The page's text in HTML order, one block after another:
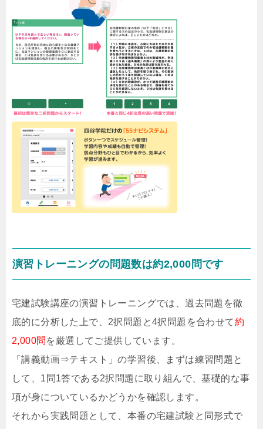
演習トレーニングの問題数は約2,000問です
宅建試験講座の演習トレーニングでは、過去問題を徹
底的に分析した上で、2択問題と4択問題を合わせて約
2,000問 を厳選してご提供しています。
「講義動画⇒テキスト」の学習後、まずは練習問題と
して、1問1答である2択問題に取り組んで、基礎的な事
項が身についているかどうかを確認します。
それから実践問題として、本番の宅建試験と同形式で